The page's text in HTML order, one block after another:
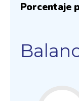
Porcentaje